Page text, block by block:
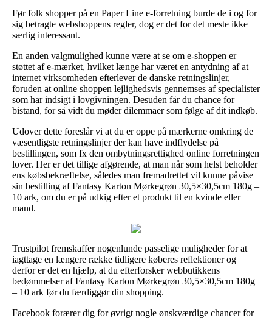
Før folk shopper på en Paper Line e-forretning burde de i og for
sig betragte webshoppens regler, dog er det for det meste ikke
særlig interessant.
En anden valgmulighed kunne være at se om e-shoppen er
støttet af e-mærket, hvilket længe har været en antydning af at
internet virksomheden efterlever de danske retningslinjer,
foruden at online shoppen lejlighedsvis gennemses af specialister
som har indsigt i lovgivningen. Desuden får du chance for
bistand, for så vidt du møder dilemmaer som følge af dit indkøb.
Udover dette foreslår vi at du er oppe på mærkerne omkring de
væsentligste retningslinjer der kan have indflydelse på
bestillingen, som fx den ombytningsrettighed online forretningen
lover. Her er det tillige afgørende, at man når som helst beholder
ens købsbekræftelse, således man fremadrettet vil kunne påvise
sin bestilling af Fantasy Karton Mørkegrøn 30,5×30,5cm 180g –
10 ark, om du er på udkig efter et produkt til en kvinde eller
mand.
Trustpilot fremskaffer nogenlunde passelige muligheder for at
iagttage en længere række tidligere køberes reflektioner og
derfor er det en hjælp, at du efterforsker webbutikkens
bedømmelser af Fantasy Karton Mørkegrøn 30,5×30,5cm 180g
– 10 ark før du færdiggør din shopping.
Facebook forærer dig for øvrigt nogle ønskværdige chancer for